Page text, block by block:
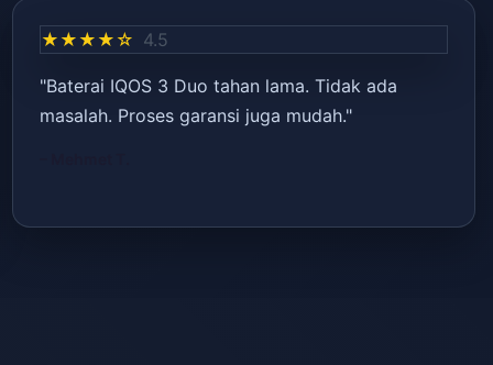
★★★★☆ 4.5
"Baterai IQOS 3 Duo tahan lama. Tidak ada
masalah. Proses garansi juga mudah."